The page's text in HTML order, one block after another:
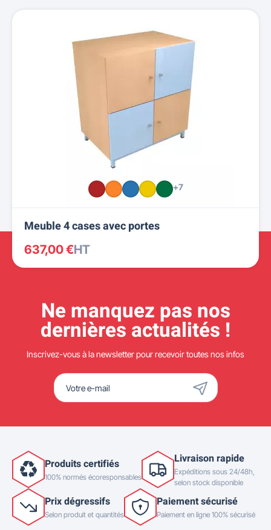
+7
Meuble 4 cases avec portes
637,00 €HT
Ne manquez pas nos
dernières actualités !
Inscrivez-vous à la newsletter pour recevoir toutes nos infos
Produits certifiés
100% normés écoresponsables
Livraison rapide
Expéditions sous 24/48h,
selon stock disponible
Prix dégressifs
Selon produit et quantités
Paiement sécurisé
Paiement en ligne 100% sécurisé